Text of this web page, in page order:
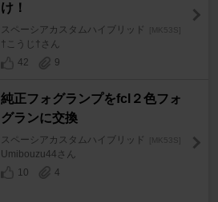
け！
スペーシアカスタムハイブリッド [MK53S]
†こうじ†さん
42
9
純正フォグランプをfcl２色フォ
グランに交換
スペーシアカスタムハイブリッド [MK53S]
Umibouzu44さん
10
4